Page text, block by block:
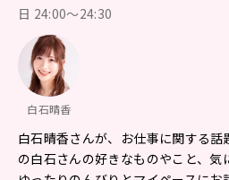
日 24:00～24:30
白石晴香
白石晴香さんが、お仕事に関する
の白石さんの好きなものやこと、気